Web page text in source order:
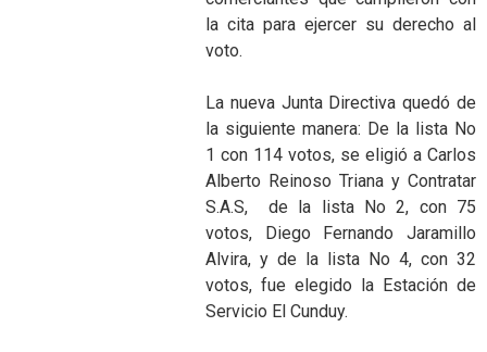
la cita para ejercer su derecho al
voto.
La nueva Junta Directiva quedó de
la siguiente manera: De la lista No
1 con 114 votos, se eligió a Carlos
Alberto Reinoso Triana y Contratar
S.A.S, de la lista No 2, con 75
votos, Diego Fernando Jaramillo
Alvira, y de la lista No 4, con 32
votos, fue elegido la Estación de
Servicio El Cunduy.